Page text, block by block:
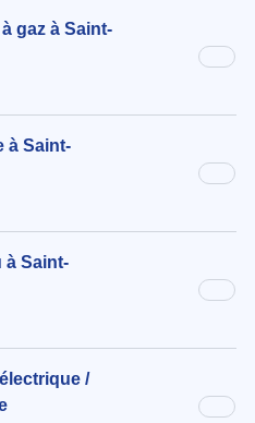
gaz à Saint-
à Saint-
à Saint-
/